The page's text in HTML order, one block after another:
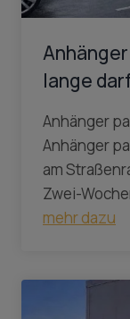
lange
Anhänger
Anhänger
am
Zwei-
mehr dazu